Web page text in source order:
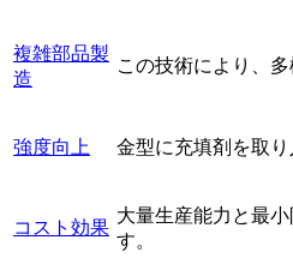
複雑部品製
造
この技術により、
強度向上 金型に充填剤を取
コスト効果
大量生産能力と最
す。